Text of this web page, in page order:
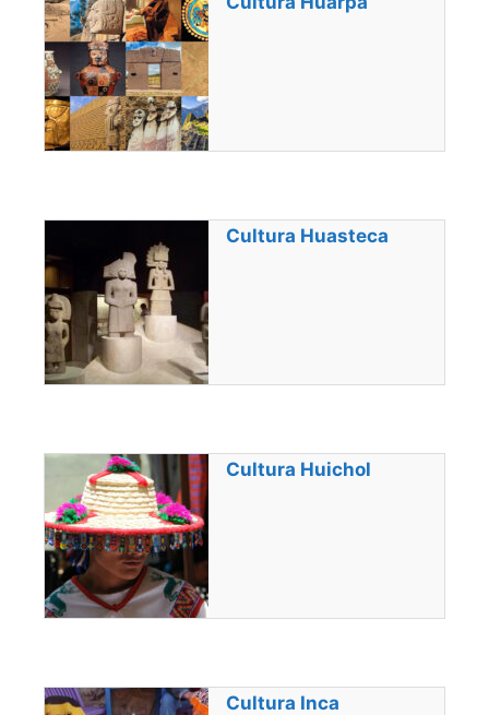
Cultura Huasteca
Cultura Huichol
Cultura Inca